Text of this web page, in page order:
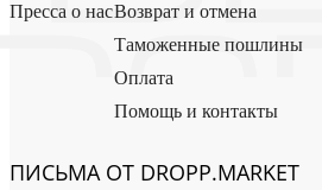
Пресса о насВозврат и отмена
Таможенные пошлины
Оплата
Помощь и контакты
ПИСЬМА ОТ DROPP.MARKET